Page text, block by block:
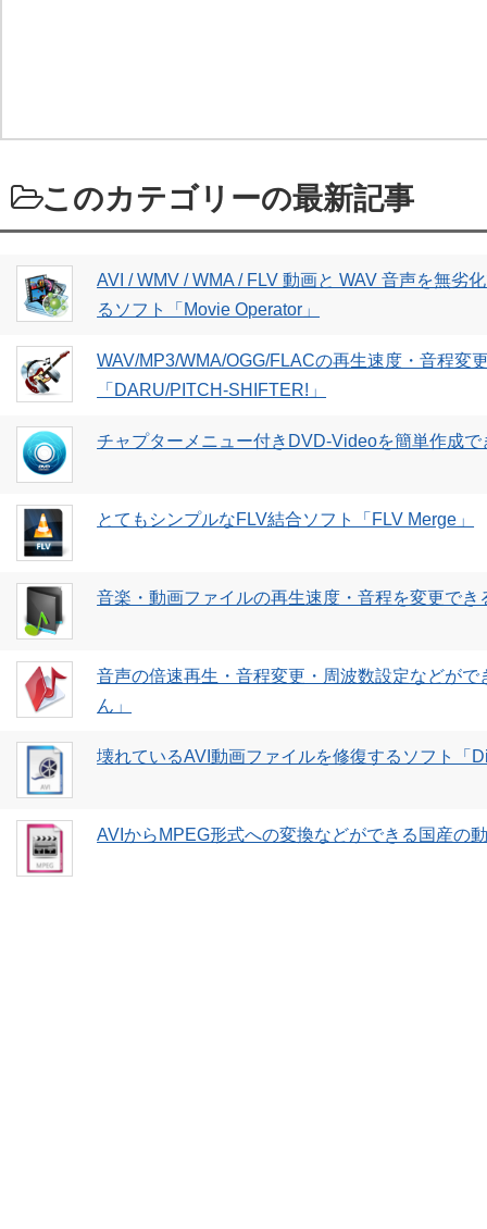
このカテゴリーの最新記事
AVI / WMV / WMA / FLV 動画と WAV 音声を無劣
るソフト「Movie Operator」
WAV/MP3/WMA/OGG/FLACの再生速度・音程変
「DARU/PITCH-SHIFTER!」
チャプターメニュー付きDVD-Videoを簡単作成
とてもシンプルなFLV結合ソフト「FLV Merge」
音楽・動画ファイルの再生速度・音程を変更でき
音声の倍速再生・音程変更・周波数設定などが
ん」
壊れているAVI動画ファイルを修復するソフト「
AVIからMPEG形式への変換などができる国産の